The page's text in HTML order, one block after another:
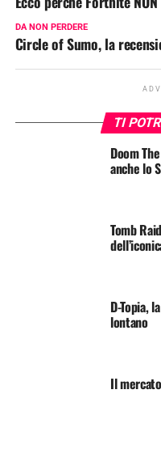
DA NON PERDERE
Circle of Sumo, la
TI
Doom
anche lo
Tomb
D-Topia,
lontano
Il